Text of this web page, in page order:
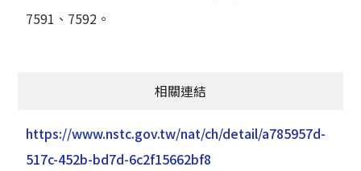
7591、7592。
相關連結
https://www.nstc.gov.tw/nat/ch/detail/a785957d-
517c-452b-bd7d-6c2f15662bf8